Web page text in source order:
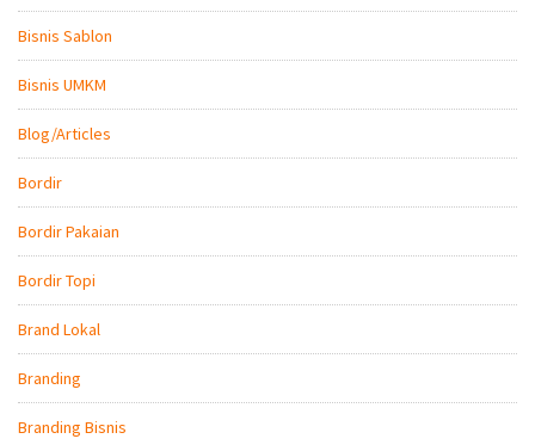
Bisnis Sablon
Bisnis UMKM
Blog/Articles
Bordir
Bordir Pakaian
Bordir Topi
Brand Lokal
Branding
Branding Bisnis